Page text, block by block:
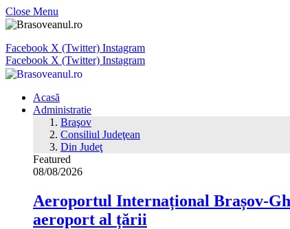
Close Menu
Facebook X (Twitter) Instagram
Facebook X (Twitter) Instagram
Acasă
Administratie
Braşov
Consiliul Judeţean
Din Judeţ
Featured
08/08/2026
Aeroportul Internațional
aeroport al țării